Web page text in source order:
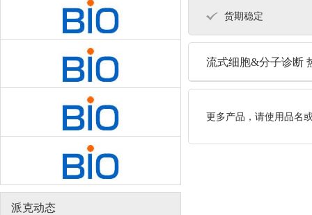
派克动态
货期稳定
流式细胞&分子诊断
更多产品，请使用品名